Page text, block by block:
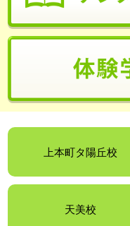
上本町タ陽丘校
天美校